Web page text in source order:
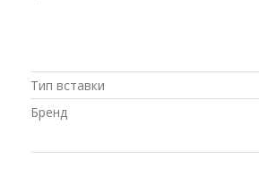
Тип вставки
Бренд